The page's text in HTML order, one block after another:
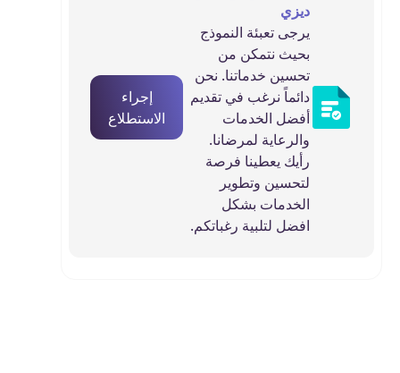
ديزي
يرجى تعبئة النموذج
بحيث نتمكن من
تحسين خدماتنا. نحن
دائماً نرغب في تقديم
أفضل الخدمات
والرعاية لمرضانا.
رأيك يعطينا فرصة
لتحسين وتطوير
الخدمات بشكل
افضل لتلبية رغباتكم.
إجراء
الاستطلاع